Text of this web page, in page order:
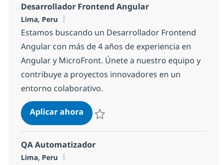
Desarrollador Frontend Angular
Ubicación
Lima, Peru
Estamos buscando un Desarrollador Frontend
Angular con más de 4 años de experiencia en
Angular y MicroFront. Únete a nuestro equipo y
contribuye a proyectos innovadores en un
entorno colaborativo.
Aplicar ahoraDesarrollador Frontend Angular
QA Automatizador
Ubicación
Lima, Peru